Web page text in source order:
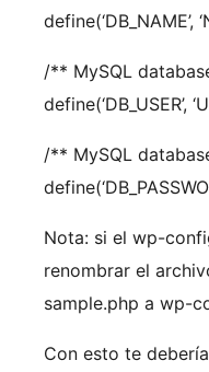
define(‘DB_NAME’,
/** MySQL
define(‘DB_USER’,
/** MySQL
Nota: si el wp-
renombrar el
sample.php a wp-
Con esto te